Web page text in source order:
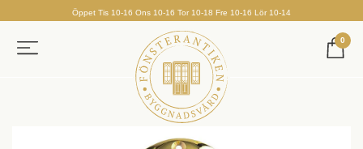
Öppet Tis 10-16 Ons 10-16 Tor 10-18 Fre 10-16 Lör 10-14
0